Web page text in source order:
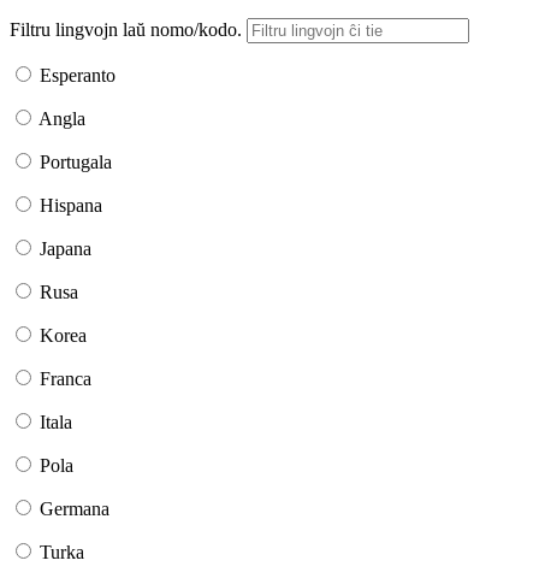
Filtru lingvojn laŭ nomo/kodo.
Esperanto
Angla
Portugala
Hispana
Japana
Rusa
Korea
Franca
Itala
Pola
Germana
Turka